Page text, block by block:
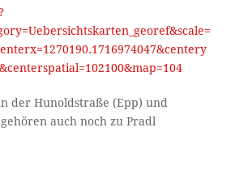
der Hunoldstraße (Epp) und
auch noch zu Pradl